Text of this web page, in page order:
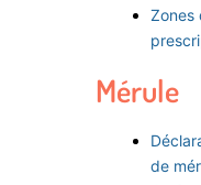
Zones
Mérule
de